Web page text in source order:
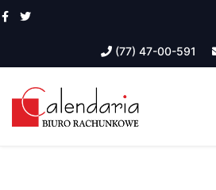
(77) 47-00-591